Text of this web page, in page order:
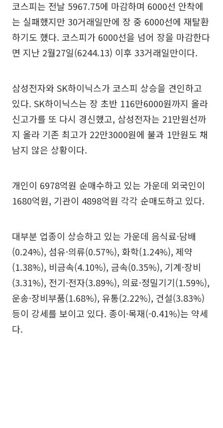
코스피는 전날 5967.75에 마감하며 6000선 안착에
는 실패했지만 30거래일만에 장 중 6000선에 재탈환
하기도 했다. 코스피가 6000선을 넘어 장을 마감한다
면 지난 2월27일(6244.13) 이후 33거래일만이다.
삼성전자와 SK하이닉스가 코스피 상승을 견인하고
있다. SK하이닉스는 장 초반 116만6000원까지 올라
신고가를 또 다시 경신했고, 삼성전자는 21만원선까
지 올라 기존 최고가 22만3000원에 불과 1만원도 채
남지 않은 상황이다.
개인이 6978억원 순매수하고 있는 가운데 외국인이
1680억원, 기관이 4898억원 각각 순매도하고 있다.
대부분 업종이 상승하고 있는 가운데 음식료·담배
(0.24%), 섬유·의류(0.57%), 화학(1.24%), 제약
(1.38%), 비금속(4.10%), 금속(0.35%), 기계·장비
(3.31%), 전기·전자(3.89%), 의료·정밀기기(1.59%),
운송·장비부품(1.68%), 유통(2.22%), 건설(3.83%)
등이 강세를 보이고 있다. 종이·목재(-0.41%)는 약세
다.